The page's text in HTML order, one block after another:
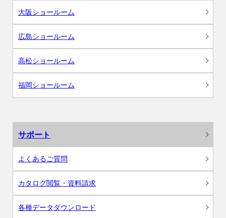
大阪ショールーム
広島ショールーム
高松ショールーム
福岡ショールーム
サポート
よくあるご質問
カタログ閲覧・資料請求
各種データダウンロード